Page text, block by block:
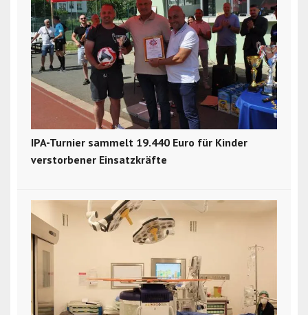
IPA-Turnier sammelt 19.440 Euro für Kinder
verstorbener Einsatzkräfte